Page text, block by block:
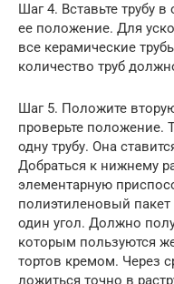
Шаг 4. Вставьте трубу
ее положение. Для
все керамические
количество труб
Шаг 5. Положите
проверьте положение.
одну трубу. Она
Добраться к нижнему
элементарную
полиэтиленовый
один угол. Должно
которым пользуются
тортов кремом. Через
ложиться точно в